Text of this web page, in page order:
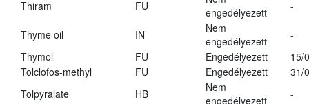
Thiram FU
engedélyezett
-
Thyme oil IN
Nem
engedélyezett
-
Thymol
FU Engedélyezett
15/
Tolclofos-methyl
FU Engedélyezett
31/
Tolpyralate
HB
Nem
engedélyezett
-